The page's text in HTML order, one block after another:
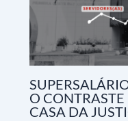
O
CASA DA